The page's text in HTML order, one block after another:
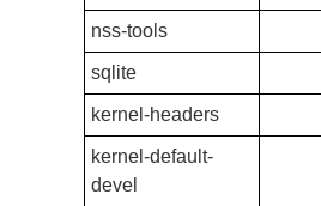
nss-tools
sqlite
kernel-headers
kernel-default-
devel